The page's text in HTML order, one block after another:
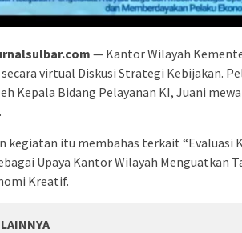
— Kantor Wilayah
virtual Diskusi Strategi Kebijakan.
Kepala Bidang Pelayanan KI, Juani
kegiatan itu membahas terkait “Evaluasi
Upaya Kantor Wilayah Menguatkan
Kreatif.